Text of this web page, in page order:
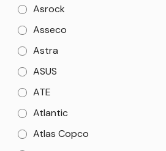
Asrock
Asseco
Astra
ASUS
ATE
Atlantic
Atlas Copco